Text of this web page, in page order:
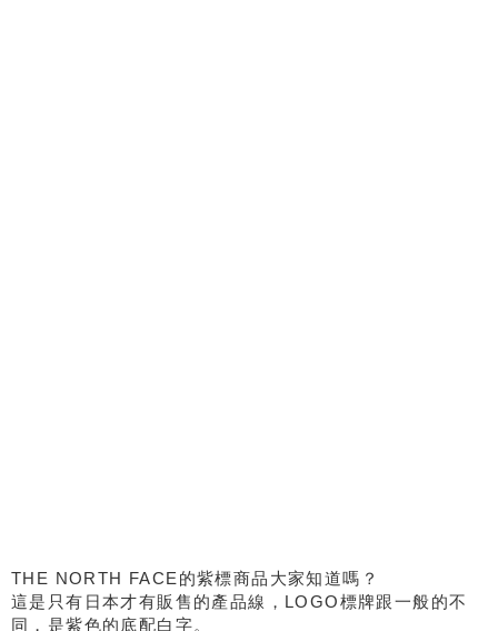
THE NORTH FACE的紫標商品大家知道嗎？
這是只有日本才有販售的產品線，LOGO標牌跟一般的不
同，是紫色的底配白字。